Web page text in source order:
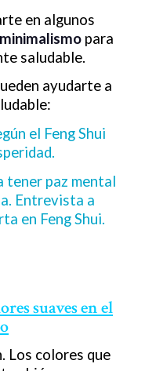
en algunos
para
saludable.
ayudarte a
el Feng Shui
tener paz mental
Entrevista a
en Feng Shui.
suaves en el
Los colores que